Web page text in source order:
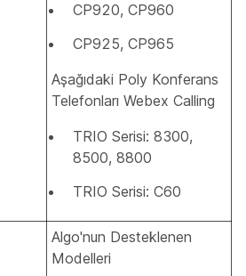
CP920, CP960
CP925, CP965
Aşağıdaki Poly Konferans
Telefonları Webex Calling
TRIO Serisi: 8300,
8500, 8800
TRIO Serisi: C60
Algo'nun Desteklenen
Modelleri